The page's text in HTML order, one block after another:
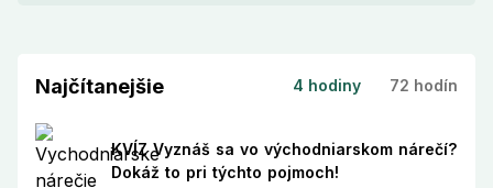
Najčítanejšie 4 hodiny 72 hodín
KVÍZ Vyznáš sa vo východniarskom nárečí?
Dokáž to pri týchto pojmoch!